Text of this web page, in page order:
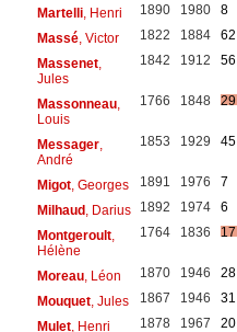
Martelli, Henri 1890 1980
8
Massé, Victor 1822 1884
62
Massenet,
Jules
1842 1912 56
Massonneau,
Louis
1766 1848 29
Messager,
André
1853 1929 45
Migot, Georges 1891 1976
7
Milhaud, Darius 1892 1974
6
Montgeroult,
Hélène
1764 1836 17
Moreau, Léon 1870 1946
28
Mouquet, Jules 1867 1946
31
Mulet, Henri 1878 1967
20